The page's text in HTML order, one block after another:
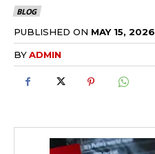
BLOG
PUBLISHED ON MAY 15, 2026
BYADMIN